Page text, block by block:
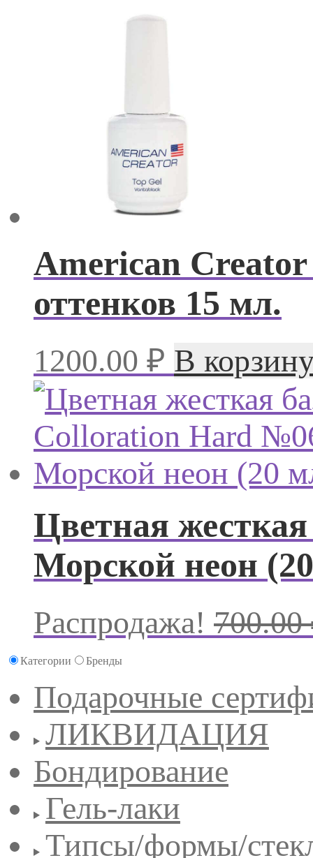
American Creator
оттенков 15 мл.
1200.00 ₽ В
Цветная
Морской неон
Распродажа! 700.00
Категории Бренды
Подарочные
ЛИКВИДАЦИЯ
Бондирование
Гель-лаки
Типсы/формы/